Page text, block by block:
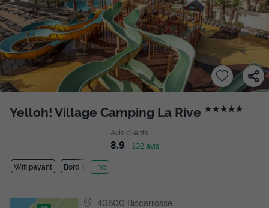
Yelloh! Village Camping La Rive ★★★★★
Avis clients
8.9 102 avis
Wifi payant Bord de mer
+ 10
40600 Biscarrosse